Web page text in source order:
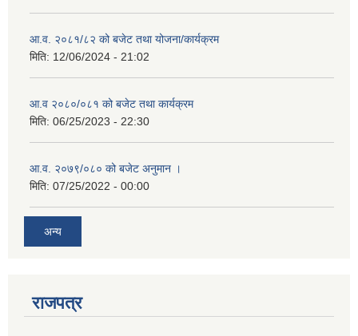
आ.व. २०८१/८२ को बजेट तथा योजना/कार्यक्रम
मिति: 12/06/2024 - 21:02
आ.व २०८०/०८१ को बजेट तथा कार्यक्रम
मिति: 06/25/2023 - 22:30
आ.व. २०७९/०८० को बजेट अनुमान ।
मिति: 07/25/2022 - 00:00
अन्य
राजपत्र